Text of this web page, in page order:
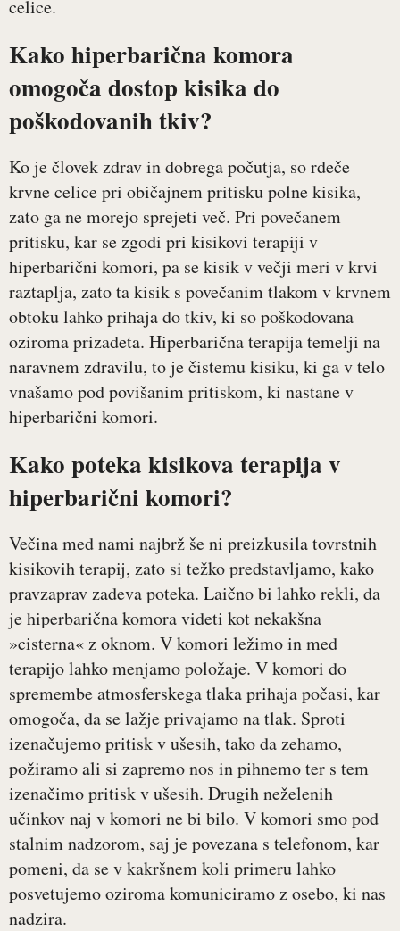
celice.
Kako hiperbarična komora
omogoča dostop kisika do
poškodovanih tkiv?
Ko je človek zdrav in dobrega počutja, so rdeče
krvne celice pri običajnem pritisku polne kisika,
zato ga ne morejo sprejeti več. Pri povečanem
pritisku, kar se zgodi pri kisikovi terapiji v
hiperbarični komori, pa se kisik v večji meri v krvi
raztaplja, zato ta kisik s povečanim tlakom v krvnem
obtoku lahko prihaja do tkiv, ki so poškodovana
oziroma prizadeta. Hiperbarična terapija temelji na
naravnem zdravilu, to je čistemu kisiku, ki ga v telo
vnašamo pod povišanim pritiskom, ki nastane v
hiperbarični komori.
Kako poteka kisikova terapija v
hiperbarični komori?
Večina med nami najbrž še ni preizkusila tovrstnih
kisikovih terapij, zato si težko predstavljamo, kako
pravzaprav zadeva poteka. Laično bi lahko rekli, da
je hiperbarična komora videti kot nekakšna
»cisterna« z oknom. V komori ležimo in med
terapijo lahko menjamo položaje. V komori do
spremembe atmosferskega tlaka prihaja počasi, kar
omogoča, da se lažje privajamo na tlak. Sproti
izenačujemo pritisk v ušesih, tako da zehamo,
požiramo ali si zapremo nos in pihnemo ter s tem
izenačimo pritisk v ušesih. Drugih neželenih
učinkov naj v komori ne bi bilo. V komori smo pod
stalnim nadzorom, saj je povezana s telefonom, kar
pomeni, da se v kakršnem koli primeru lahko
posvetujemo oziroma komuniciramo z osebo, ki nas
nadzira.